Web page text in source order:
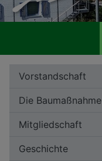
Vorstandschaft
Die Baumaßnahme
Mitgliedschaft
Geschichte